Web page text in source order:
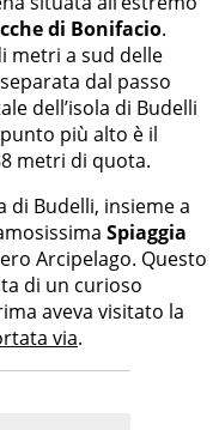
di Bonifacio.
metri a sud delle
dal passo
dell’isola di Budelli
più alto è il
metri di quota.
di Budelli, insieme a
Spiaggia
Arcipelago. Questo
di un curioso
aveva visitato la
via.